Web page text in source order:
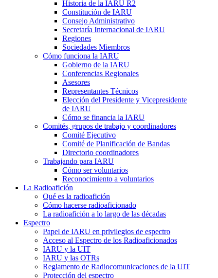
Historia de la IARU R2
Constitución de IARU
Consejo Administrativo
Secretaría Internacional de IARU
Regiones
Sociedades Miembros
Cómo funciona la IARU
Gobierno de la IARU
Conferencias Regionales
Asesores
Representantes Técnicos
Elección del Presidente y Vicepresidente
de IARU
Cómo se financia la IARU
Comités, grupos de trabajo y coordinadores
Comité Ejecutivo
Comité de Planificación de Bandas
Directorio coordinadores
Trabajando para IARU
Cómo ser voluntarios
Reconocimiento a voluntarios
La Radioafición
Qué es la radioafición
Cómo hacerse radioaficionado
La radioafición a lo largo de las décadas
Espectro
Papel de IARU en privilegios de espectro
Acceso al Espectro de los Radioaficionados
IARU y la UIT
IARU y las OTRs
Reglamento de Radiocomunicaciones de la UIT
Protección del espectro